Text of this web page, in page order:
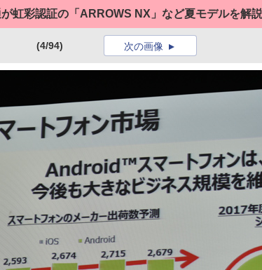
虹彩認証の「ARROWS NX」など夏モデルを解説
(4/94) 次の画像